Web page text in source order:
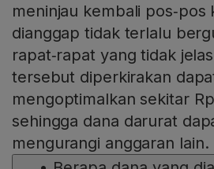
meninjau kembali pos‑pos
dianggap tidak terlalu
rapat‑rapat yang tidak
tersebut diperkirakan
mengoptimalkan sekitar
sehingga dana darurat
mengurangi anggaran lain.